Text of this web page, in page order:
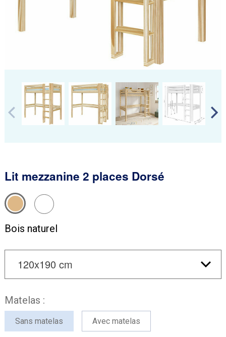
Lit mezzanine 2 places Dorsé
Bois naturel
Matelas :
Sans matelas Avec matelas